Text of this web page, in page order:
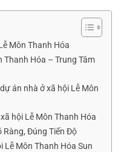
Môn Thanh Hóa
Thanh Hóa – Trung Tâm
án nhà ở xã hội Lễ Môn
hội Lễ Môn Thanh Hóa
Ràng, Đúng Tiến Độ
Lễ Môn Thanh Hóa Sun